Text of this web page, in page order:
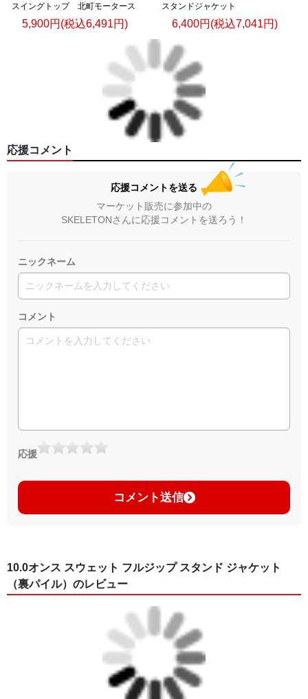
スイングトップ 北町モータース
5,900円(税込6,491円)
スタンドジャケット
6,400円(税込7,041円)
応援コメント
応援コメントを送る
マーケット販売に参加中の
SKELETONさんに応援コメントを送ろう！
ニックネーム
コメント
応援
コメント送信
10.0オンス スウェット フルジップ スタンド ジャケット
（裏パイル）のレビュー